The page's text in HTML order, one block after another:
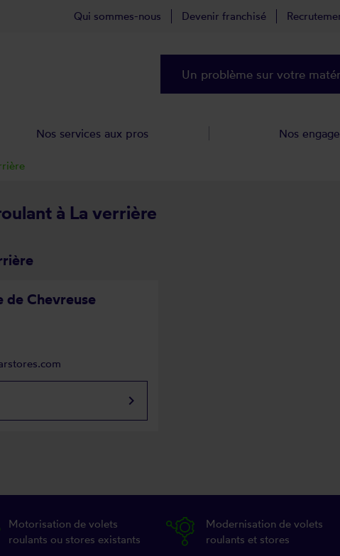
à La verrière
de Chevreuse
keyboard_arrow_right
Motorisation de volets
roulants ou stores existants
Modernisation de volets
roulants et stores
Qui sommes-nous Devenir franchisé
Un problème sur votre
Nos services aux pros Nos